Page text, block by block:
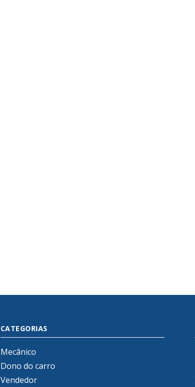
CATEGORIAS
Mecânico
Dono do carro
Vendedor